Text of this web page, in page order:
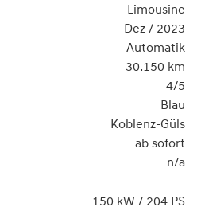
Limousine
Dez / 2023
Automatik
30.150 km
4/5
Blau
Koblenz-Güls
ab sofort
n/a
150 kW / 204 PS